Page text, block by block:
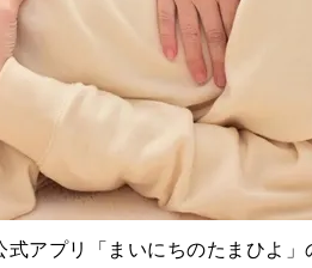
アプリ「まいにちのたまひよ